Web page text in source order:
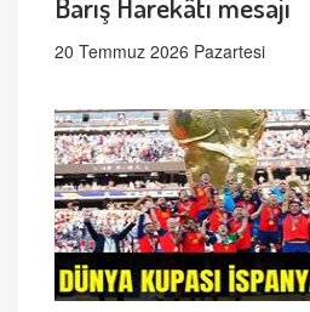
20 Temmuz 2026 Pazartesi